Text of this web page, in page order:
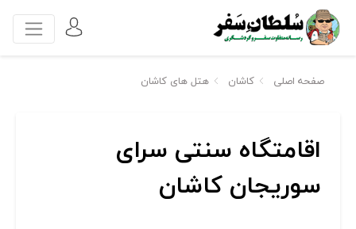
صفحه اصلی کاشان هتل های کاشان
اقامتگاه سنتی سرای
سوریجان کاشان